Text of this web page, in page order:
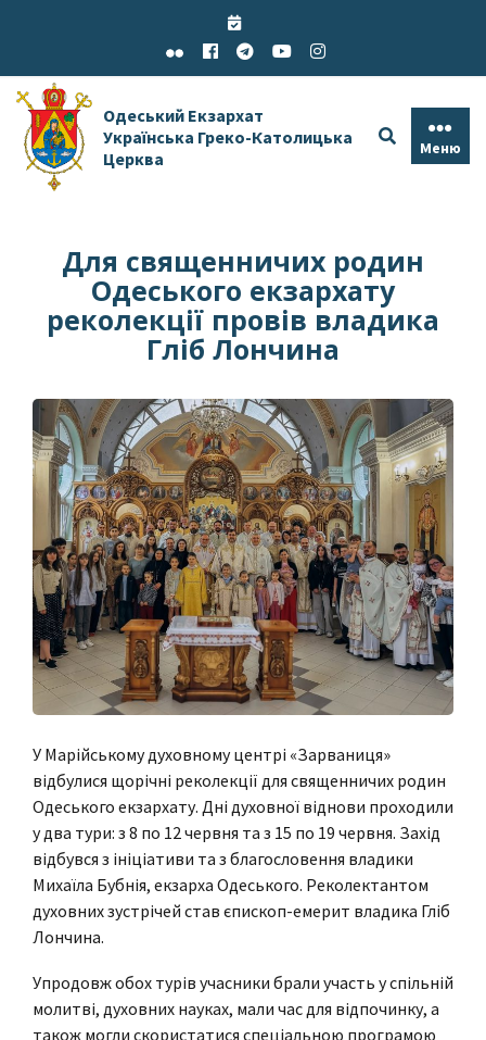
Одеський Екзархат
Українська Греко-Католицька
Церква
Меню
Для священничих родин
Одеського екзархату
реколекції провів владика
Гліб Лончина
У Марійському духовному центрі «Зарваниця»
відбулися щорічні реколекції для священничих родин
Одеського екзархату. Дні духовної віднови проходили
у два тури: з 8 по 12 червня та з 15 по 19 червня. Захід
відбувся з ініціативи та з благословення владики
Михаїла Бубнія, екзарха Одеського. Реколектантом
духовних зустрічей став єпископ-емерит владика Гліб
Лончина.
Упродовж обох турів учасники брали участь у спільній
молитві, духовних науках, мали час для відпочинку, а
також могли скористатися спеціальною програмою